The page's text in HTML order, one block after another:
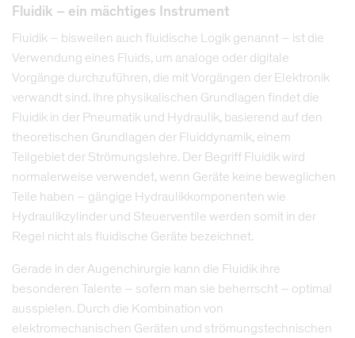
Fluidik – ein mächtiges Instrument
Fluidik – bisweilen auch fluidische Logik genannt – ist die
Verwendung eines Fluids, um analoge oder digitale
Vorgänge durchzuführen, die mit Vorgängen der Elektronik
verwandt sind. Ihre physikalischen Grundlagen findet die
Fluidik in der Pneumatik und Hydraulik, basierend auf den
theoretischen Grundlagen der Fluiddynamik, einem
Teilgebiet der Strömungslehre. Der Begriff Fluidik wird
normalerweise verwendet, wenn Geräte keine beweglichen
Teile haben – gängige Hydraulikkomponenten wie
Hydraulikzylinder und Steuerventile werden somit in der
Regel nicht als fluidische Geräte bezeichnet.
Gerade in der Augenchirurgie kann die Fluidik ihre
besonderen Talente – sofern man sie beherrscht – optimal
ausspielen. Durch die Kombination von
elektromechanischen Geräten und strömungstechnischen